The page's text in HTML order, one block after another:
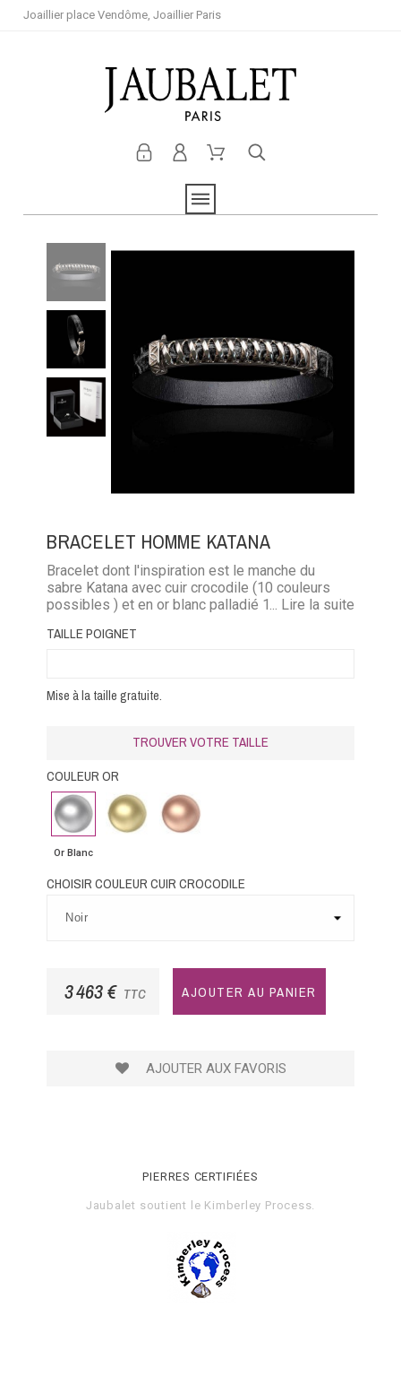
Joaillier place Vendôme, Joaillier Paris
BRACELET HOMME KATANA
Bracelet dont l'inspiration est le manche du
sabre Katana avec cuir crocodile (10 couleurs
possibles ) et en or blanc palladié 18K (13.7 g),
... Lire la suite
TAILLE POIGNET
Mise à la taille gratuite.
TROUVER VOTRE TAILLE
COULEUR OR
Or
Blanc
Or Blanc
Or
Jaune
Or
Rose
CHOISIR COULEUR CUIR CROCODILE
3 463 € TTC AJOUTER AU PANIER
AJOUTER AUX FAVORIS
PIERRES CERTIFIÉES
Jaubalet soutient le Kimberley Process.